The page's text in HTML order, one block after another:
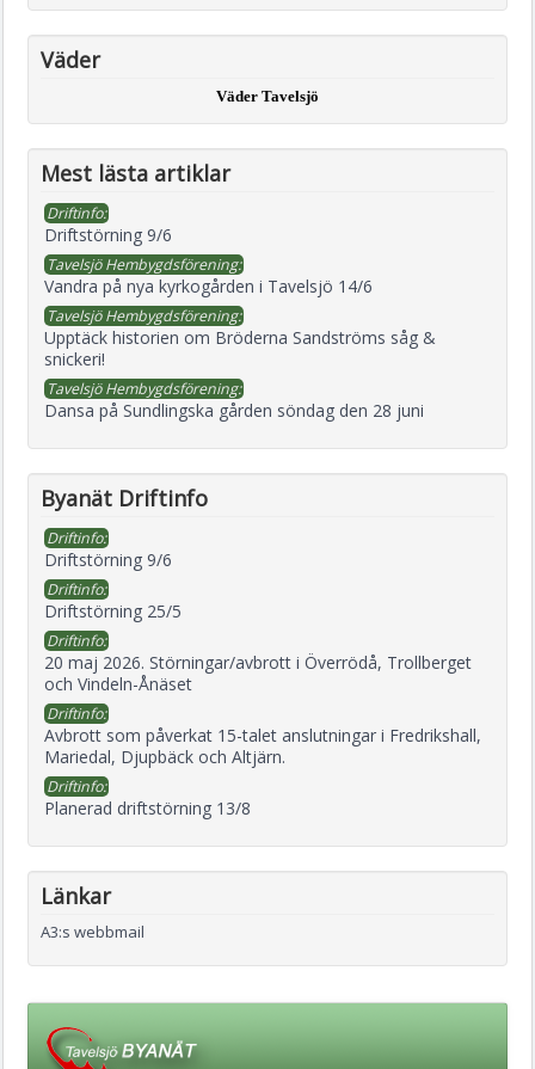
Väder
Väder Tavelsjö
Mest lästa artiklar
Driftinfo:
Driftstörning 9/6
Tavelsjö Hembygdsförening:
Vandra på nya kyrkogården i Tavelsjö 14/6
Tavelsjö Hembygdsförening:
Upptäck historien om Bröderna Sandströms såg &
snickeri!
Tavelsjö Hembygdsförening:
Dansa på Sundlingska gården söndag den 28 juni
Byanät Driftinfo
Driftinfo:
Driftstörning 9/6
Driftinfo:
Driftstörning 25/5
Driftinfo:
20 maj 2026. Störningar/avbrott i Överrödå, Trollberget
och Vindeln-Ånäset
Driftinfo:
Avbrott som påverkat 15-talet anslutningar i Fredrikshall,
Mariedal, Djupbäck och Altjärn.
Driftinfo:
Planerad driftstörning 13/8
Länkar
A3:s webbmail